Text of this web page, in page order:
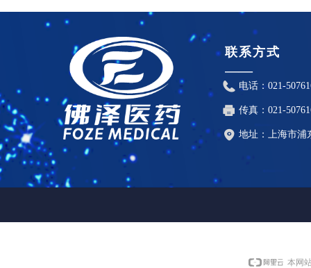
电话： 021-
传真： 021-
地址： 上海市浦
联系方式
——
本网